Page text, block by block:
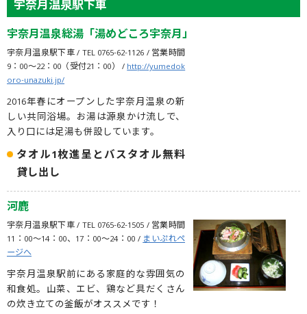
宇奈月温泉駅下車
宇奈月温泉総湯「湯めどころ宇奈月」
宇奈月温泉駅下車 / TEL 0765-62-1126 / 営業時間
9：00～22：00（受付21：00） /http://yumedok
oro-unazuki.jp/
2016年春にオープンした宇奈月温泉の新
しい共同浴場。お湯は源泉かけ流しで、
入り口には足湯も併設しています。
タオル1枚進呈とバスタオル無料
貸し出し
河鹿
宇奈月温泉駅下車 / TEL 0765-62-1505 / 営業時間
11：00～14：00、17：00～24：00 /まいぷれペ
ージへ
宇奈月温泉駅前にある家庭的な雰囲気の
和食処。山菜、エビ、鶏など具だくさん
の炊き立ての釜飯がオススメです！